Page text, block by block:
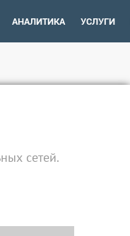
АНАЛИТИКА УСЛУГИ
сетей.